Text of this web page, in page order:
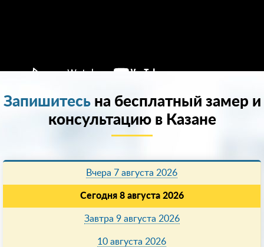
Запишитесьна бесплатный замер и
консультацию в Казанe
Вчера 7 августа 2026
Сегодня 8 августа 2026
Завтра 9 августа 2026
10 августа 2026